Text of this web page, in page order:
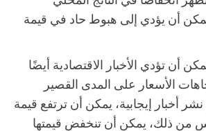
يمكن أن يؤدي إلى هبوط حاد في قيمة
أن تؤدي الأخبار الاقتصادية أيضًا
الأسعار على المدى القصير
أخبار إيجابية، يمكن أن ترتفع قيمة
من ذلك، يمكن أن تنخفض قيمتها